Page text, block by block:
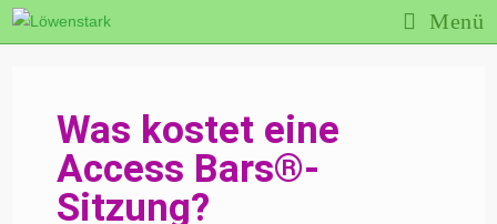
Menü
Was kostet eine
Access Bars®-
Sitzung?